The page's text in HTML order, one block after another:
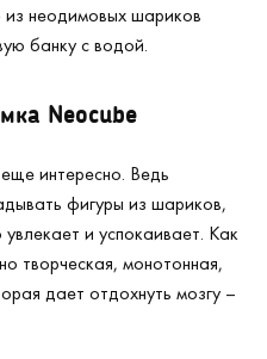
из неодимовых шариков
банку с водой.
Neocube
интересно. Ведь
фигуры из шариков,
и успокаивает. Как
творческая, монотонная,
дает отдохнуть мозгу –